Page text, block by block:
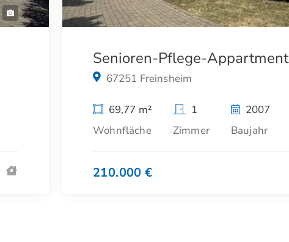
Senioren-Pflege-Appartment
67251 Freinsheim
69,77 m²
Wohnfläche
1
Zimmer
2007
Baujahr
210.000 €